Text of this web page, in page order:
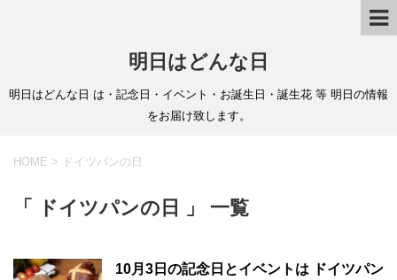
明日はどんな日
明日はどんな日 は・記念日・イベント・お誕生日・誕生花 等 明日の情報
をお届け致します。
HOME > ドイツパンの日
「 ドイツパンの日 」 一覧
10月3日の記念日とイベントは ドイツパン